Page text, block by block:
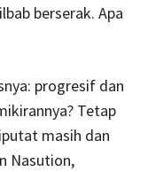
berserak. Apa
progresif dan
Tetap
masih dan
Nasution,